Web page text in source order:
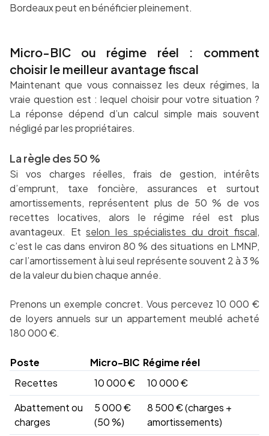
Bordeaux peut en bénéficier pleinement.
Micro-BIC ou régime réel : comment
choisir le meilleur avantage fiscal
Maintenant que vous connaissez les deux régimes, la
vraie question est : lequel choisir pour votre situation ?
La réponse dépend d’un calcul simple mais souvent
négligé par les propriétaires.
La règle des 50 %
Si vos charges réelles, frais de gestion, intérêts
d’emprunt, taxe foncière, assurances et surtout
amortissements, représentent plus de 50 % de vos
recettes locatives, alors le régime réel est plus
avantageux. Etselon les spécialistes du droit fiscal,
c’est le cas dans environ 80 % des situations en LMNP,
car l’amortissement à lui seul représente souvent 2 à 3 %
de la valeur du bien chaque année.
Prenons un exemple concret. Vous percevez 10 000 €
de loyers annuels sur un appartement meublé acheté
180 000 €.
Poste Micro-BIC Régime réel
Recettes
10 000 €
10 000 €
Abattement ou
charges
5 000 €
(50 %)
8 500 € (charges +
amortissements)